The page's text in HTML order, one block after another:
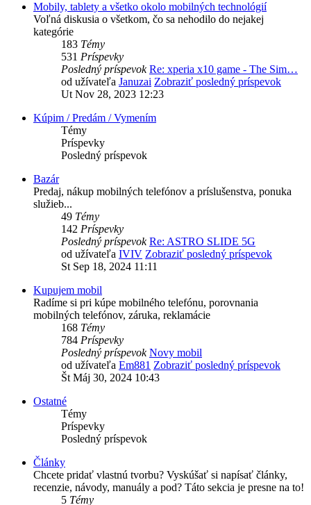
Mobily, tablety a všetko okolo mobilných technológií
Voľná diskusia o všetkom, čo sa nehodilo do nejakej
kategórie
183 Témy
531 Príspevky
Posledný príspevok Re: xperia x10 game - The Sim…
od užívateľa Januzai Zobraziť posledný príspevok
Ut Nov 28, 2023 12:23
Kúpim / Predám / Vymením
Témy
Príspevky
Posledný príspevok
Bazár
Predaj, nákup mobilných telefónov a príslušenstva, ponuka
služieb...
49 Témy
142 Príspevky
Posledný príspevok Re: ASTRO SLIDE 5G
od užívateľa IVIV Zobraziť posledný príspevok
St Sep 18, 2024 11:11
Kupujem mobil
Radíme si pri kúpe mobilného telefónu, porovnania
mobilných telefónov, záruka, reklamácie
168 Témy
784 Príspevky
Posledný príspevok Novy mobil
od užívateľa Em881 Zobraziť posledný príspevok
Št Máj 30, 2024 10:43
Ostatné
Témy
Príspevky
Posledný príspevok
Články
Chcete pridať vlastnú tvorbu? Vyskúšať si napísať články,
recenzie, návody, manuály a pod? Táto sekcia je presne na to!
5 Témy